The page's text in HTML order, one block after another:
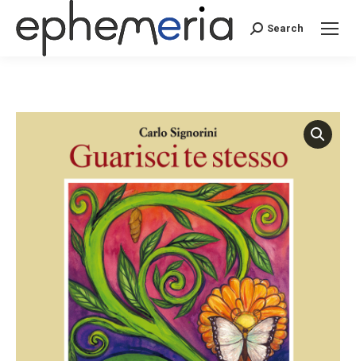
Search:Search